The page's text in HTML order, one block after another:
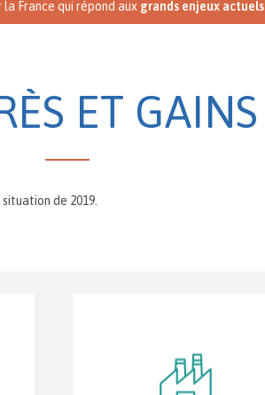
France qui répond aux grands enjeux
ET GAINS
de 2019.